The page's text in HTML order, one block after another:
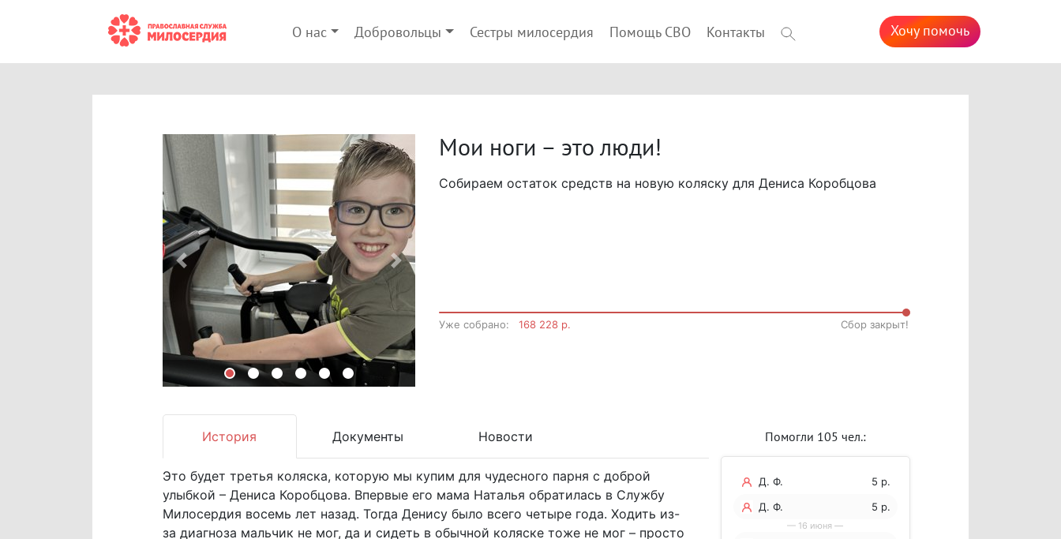
О нас Добровольцы Сестры милосердия Помощь СВО Контакты Хочу помочь
Previous Next
Мои ноги – это люди!
Собираем остаток средств на новую коляску для Дениса Коробцова
Уже собрано: 168 228 р. Cбор закрыт!
История Документы Новости
Это будет третья коляска, которую мы купим для чудесного парня с доброй
улыбкой – Дениса Коробцова. Впервые его мама Наталья обратилась в Службу
Милосердия восемь лет назад. Тогда Денису было всего четыре года. Ходить из-
за диагноза мальчик не мог, да и сидеть в обычной коляске тоже не мог – просто
Помогли 105 чел.:
Д. Ф.
5 р.
Д. Ф.
5 р.
— 16 июня —